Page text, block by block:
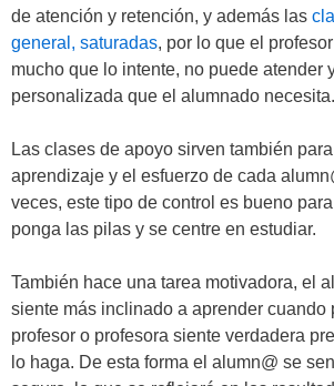
de atención y retención, y además las
general, saturadas, por lo que el
mucho que lo intente, no puede atender
personalizada que el alumnado necesita.
Las clases de apoyo sirven también
aprendizaje y el esfuerzo de cada
veces, este tipo de control es bueno
ponga las pilas y se centre en estudiar.
También hace una tarea motivadora, el
siente más inclinado a aprender cuando
profesor o profesora siente verdadera
lo haga. De esta forma el alumn@ se